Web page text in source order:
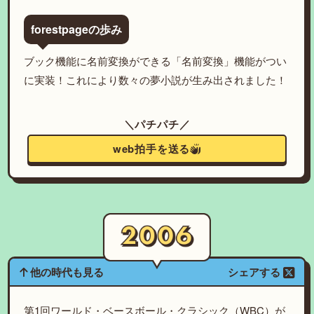
forestpageの歩み
ブック機能に名前変換ができる「名前変換」機能がつい
に実装！これにより数々の夢小説が生み出されました！
＼パチパチ／
web拍手を送る
他の時代も見る シェアする
第1回ワールド・ベースボール・クラシック（WBC）が